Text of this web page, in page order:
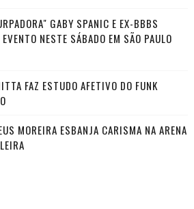
GABY SPANIC E EX-BBBS
EVENTO NESTE SÁBADO EM SÃO PAULO
FAZ ESTUDO AFETIVO DO FUNK
MOREIRA ESBANJA CARISMA NA ARENA